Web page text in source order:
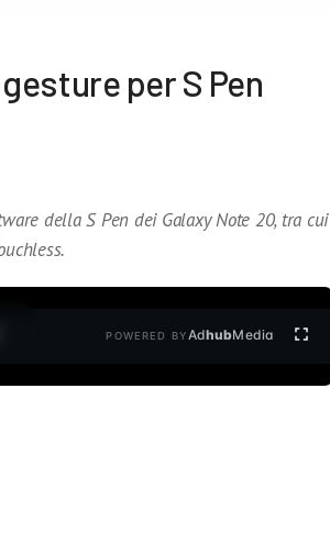
per S Pen
della S Pen dei Galaxy Note 20, tra cui
POWERED BYAdhubMedia